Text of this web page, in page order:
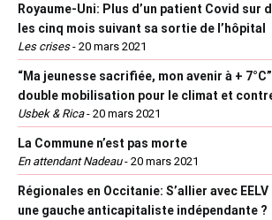
Royaume-Uni: Plus d’un patient Covid sur
les cinq mois suivant sa sortie de l’hôpital
Les crises- 20 mars 2021
“Ma jeunesse sacrifiée, mon avenir à +
double mobilisation pour le climat et
Usbek & Rica- 20 mars 2021
La Commune n’est pas morte
En attendant Nadeau- 20 mars 2021
Régionales en Occitanie: S’allier avec
une gauche anticapitaliste indépendante ?